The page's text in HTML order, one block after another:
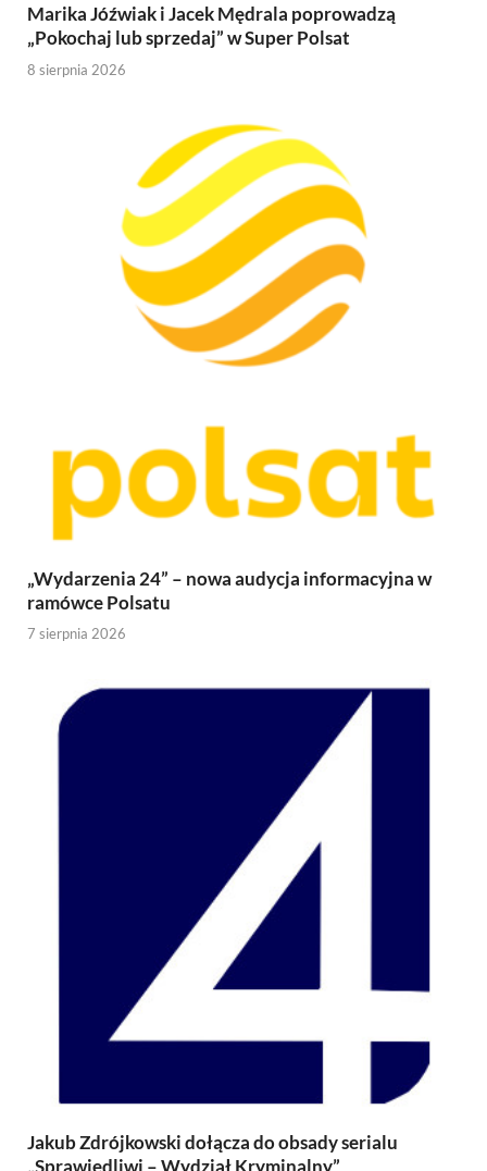
Marika Jóźwiak i Jacek Mędrala poprowadzą
„Pokochaj lub sprzedaj” w Super Polsat
8 sierpnia 2026
„Wydarzenia 24” – nowa audycja informacyjna w
ramówce Polsatu
7 sierpnia 2026
Jakub Zdrójkowski dołącza do obsady serialu